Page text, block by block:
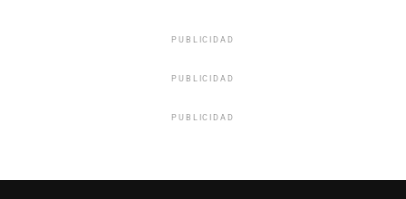
PUBLICIDAD
PUBLICIDAD
PUBLICIDAD